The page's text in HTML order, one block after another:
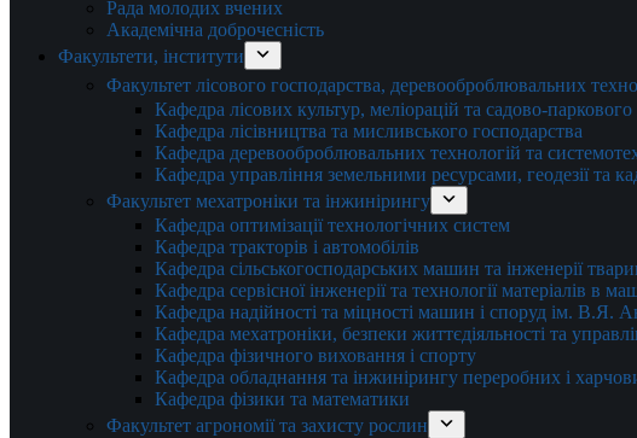
Рада молодих вчених
Академічна доброчесність
Факультети, інститути
Факультет лісового господарства, деревооброблювальних
Кафедра лісових культур, меліорацій та садово-паркового
Кафедра лісівництва та мисливського господарства
Кафедра деревооброблювальних технологій та
Кафедра управління земельними ресурсами, геодезії та
Факультет мехатроніки та інжинірингу
Кафедра оптимізації технологічних систем
Кафедра тракторів і автомобілів
Кафедра сільськогосподарських машин та інженерії
Кафедра cервісної інженерії та технології матеріалів в
Кафедра надійності та міцності машин і споруд ім. В.Я.
Кафедра мехатроніки, безпеки життєдіяльності та
Кафедра фізичного виховання і спорту
Кафедра обладнання та інжинірингу переробних і
Кафедра фізики та математики
Факультет агрономії та захисту рослин